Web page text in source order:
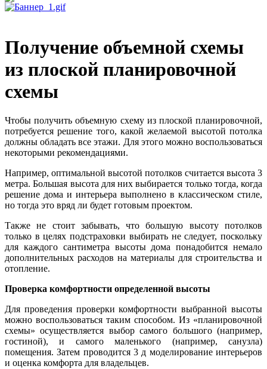
Получение объемной схемы
из плоской планировочной
схемы
Чтобы получить объемную схему из плоской планировочной,
потребуется решение того, какой желаемой высотой потолка
должны обладать все этажи. Для этого можно воспользоваться
некоторыми рекомендациями.
Например, оптимальной высотой потолков считается высота 3
метра. Большая высота для них выбирается только тогда, когда
решение дома и интерьера выполнено в классическом стиле,
но тогда это вряд ли будет готовым проектом.
Также не стоит забывать, что большую высоту потолков
только в целях подстраховки выбирать не следует, поскольку
для каждого сантиметра высоты дома понадобится немало
дополнительных расходов на материалы для строительства и
отопление.
Проверка комфортности определенной высоты
Для проведения проверки комфортности выбранной высоты
можно воспользоваться таким способом. Из «планировочной
схемы» осуществляется выбор самого большого (например,
гостиной), и самого маленького (например, санузла)
помещения. Затем проводится 3 д моделирование интерьеров
и оценка комфорта для владельцев.